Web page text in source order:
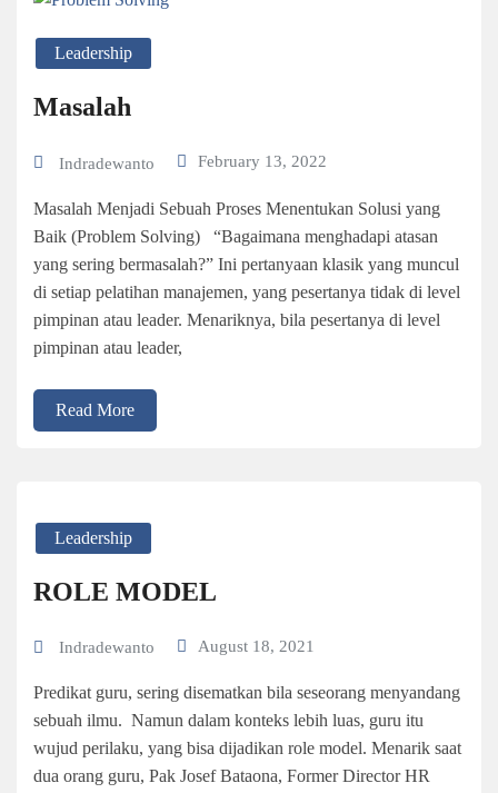
Leadership
Masalah
Indradewanto February 13, 2022
Masalah Menjadi Sebuah Proses Menentukan Solusi yang
Baik (Problem Solving) “Bagaimana menghadapi atasan
yang sering bermasalah?” Ini pertanyaan klasik yang muncul
di setiap pelatihan manajemen, yang pesertanya tidak di level
pimpinan atau leader. Menariknya, bila pesertanya di level
pimpinan atau leader,
Read More
Leadership
ROLE MODEL
Indradewanto August 18, 2021
Predikat guru, sering disematkan bila seseorang menyandang
sebuah ilmu. Namun dalam konteks lebih luas, guru itu
wujud perilaku, yang bisa dijadikan role model. Menarik saat
dua orang guru, Pak Josef Bataona, Former Director HR